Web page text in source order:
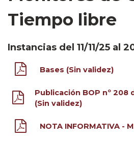
Tiempo libre
Instancias del 11/11/25 al
Bases (Sin validez)
Publicación BOP nº 208
(Sin validez)
NOTA INFORMATIVA -